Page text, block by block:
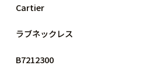
Cartier
ラブネックレス
B7212300